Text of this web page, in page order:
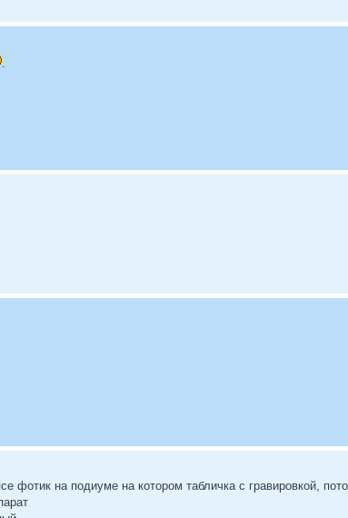
.
фотик на подиуме на котором табличка с гравировкой,